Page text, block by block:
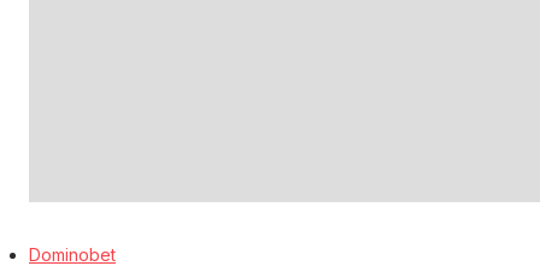
Dominobet